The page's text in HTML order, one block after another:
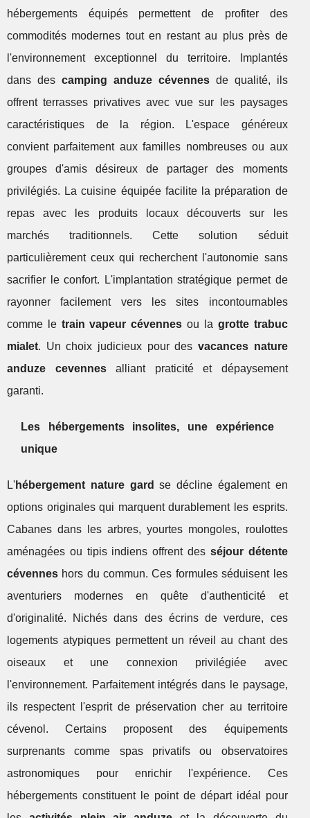
hébergements équipés permettent de profiter des
commodités modernes tout en restant au plus près de
l'environnement exceptionnel du territoire. Implantés
dans des camping anduze cévennesde qualité, ils
offrent terrasses privatives avec vue sur les paysages
caractéristiques de la région. L'espace généreux
convient parfaitement aux familles nombreuses ou aux
groupes d'amis désireux de partager des moments
privilégiés. La cuisine équipée facilite la préparation de
repas avec les produits locaux découverts sur les
marchés traditionnels. Cette solution séduit
particulièrement ceux qui recherchent l'autonomie sans
sacrifier le confort. L'implantation stratégique permet de
rayonner facilement vers les sites incontournables
comme le train vapeur cévennes ou la grotte trabuc
mialet. Un choix judicieux pour des vacances nature
anduze cevennesalliant praticité et dépaysement
garanti.
Les hébergements insolites, une expérience
unique
L'hébergement nature gard se décline également en
options originales qui marquent durablement les esprits.
Cabanes dans les arbres, yourtes mongoles, roulottes
aménagées ou tipis indiens offrent des séjour détente
cévennes hors du commun. Ces formules séduisent les
aventuriers modernes en quête d'authenticité et
d'originalité. Nichés dans des écrins de verdure, ces
logements atypiques permettent un réveil au chant des
oiseaux et une connexion privilégiée avec
l'environnement. Parfaitement intégrés dans le paysage,
ils respectent l'esprit de préservation cher au territoire
cévenol. Certains proposent des équipements
surprenants comme spas privatifs ou observatoires
astronomiques pour enrichir l'expérience. Ces
hébergements constituent le point de départ idéal pour